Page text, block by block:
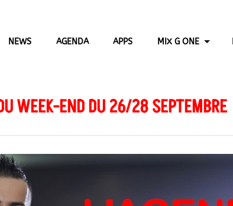
NEWS AGENDA APPS MIX G ONE
WEEK-END DU 26/28 SEPTEMBRE